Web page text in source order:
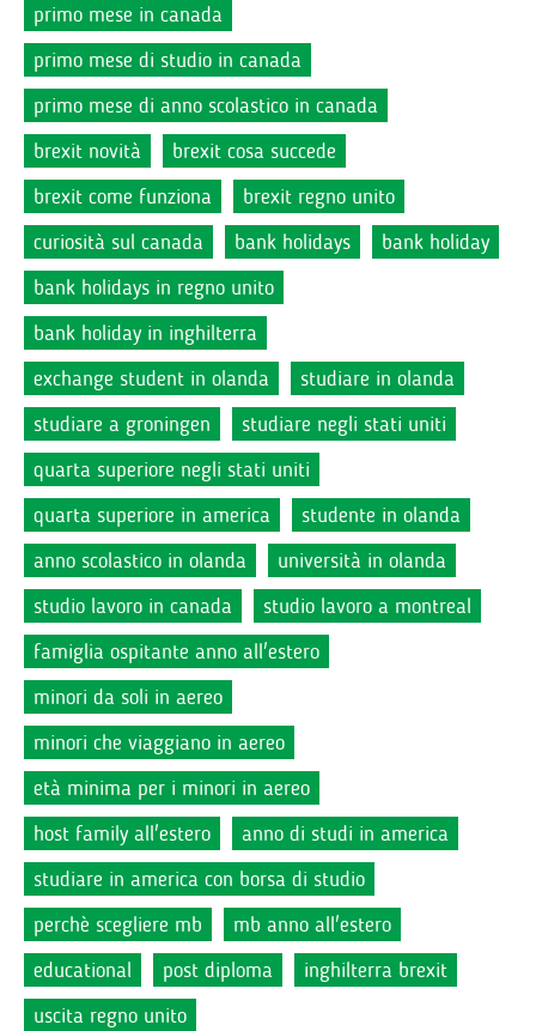
primo mese in canada
primo mese di studio in canada
primo mese di anno scolastico in canada
brexit novità
brexit cosa succede
brexit come funziona
brexit regno unito
curiosità sul canada
bank holidays
bank holiday
bank holidays in regno unito
bank holiday in inghilterra
exchange student in olanda
studiare in olanda
studiare a groningen
studiare negli stati uniti
quarta superiore negli stati uniti
quarta superiore in america
studente in olanda
anno scolastico in olanda
università in olanda
studio lavoro in canada
studio lavoro a montreal
famiglia ospitante anno all'estero
minori da soli in aereo
minori che viaggiano in aereo
età minima per i minori in aereo
host family all'estero
anno di studi in america
studiare in america con borsa di studio
perchè scegliere mb
mb anno all'estero
educational
post diploma
inghilterra brexit
uscita regno unito